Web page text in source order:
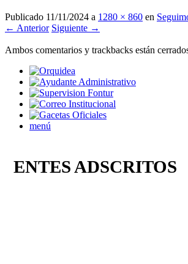
Publicado 11/11/2024 a 1280 × 860 en
← Anterior Siguiente →
Ambos comentarios y trackbacks están
menú
ENTES ADSCRITOS